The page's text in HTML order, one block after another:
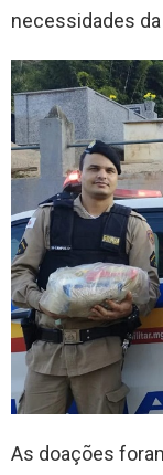
necessidades
As doações